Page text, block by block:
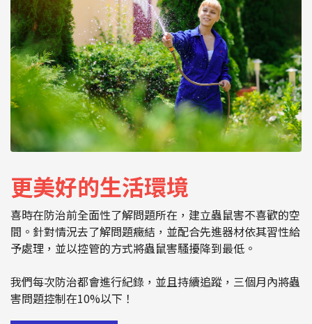
更美好的生活環境
喜時在防治前全面性了解問題所在，建立蟲鼠害不喜歡的空
間。針對情況去了解問題癥結，並配合先進器材依其習性給
予處理，並以控管的方式將蟲鼠害騷擾降到最低。
我們每次防治都會進行紀錄，並且持續追蹤，三個月內將蟲
害問題控制在10%以下！